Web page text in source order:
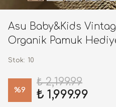
Asu Baby&Kids
Organik Pamuk
Stok: 10
%9
₺ 2,199.99
₺ 1,999.99